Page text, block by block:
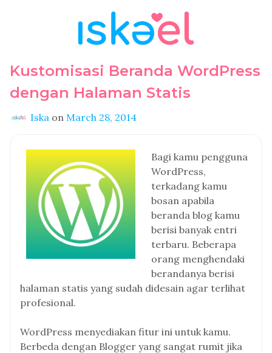
Kustomisasi Beranda WordPress
dengan Halaman Statis
Iska on March 28, 2014
Bagi kamu pengguna
WordPress,
terkadang kamu
bosan apabila
beranda blog kamu
berisi banyak entri
terbaru. Beberapa
orang menghendaki
berandanya berisi
halaman statis yang sudah didesain agar terlihat
profesional.
WordPress menyediakan fitur ini untuk kamu.
Berbeda dengan Blogger yang sangat rumit jika